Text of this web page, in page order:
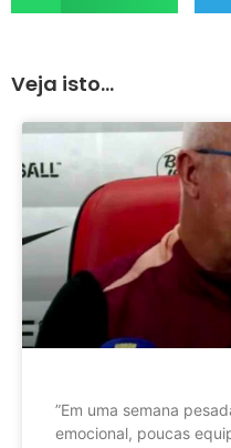
Veja isto...
”Em uma semana
emocional, poucas